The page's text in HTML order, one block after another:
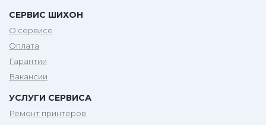
СЕРВИС ШИХОН
О сервисе
Оплата
Гарантии
Вакансии
УСЛУГИ СЕРВИСА
Ремонт принтеров